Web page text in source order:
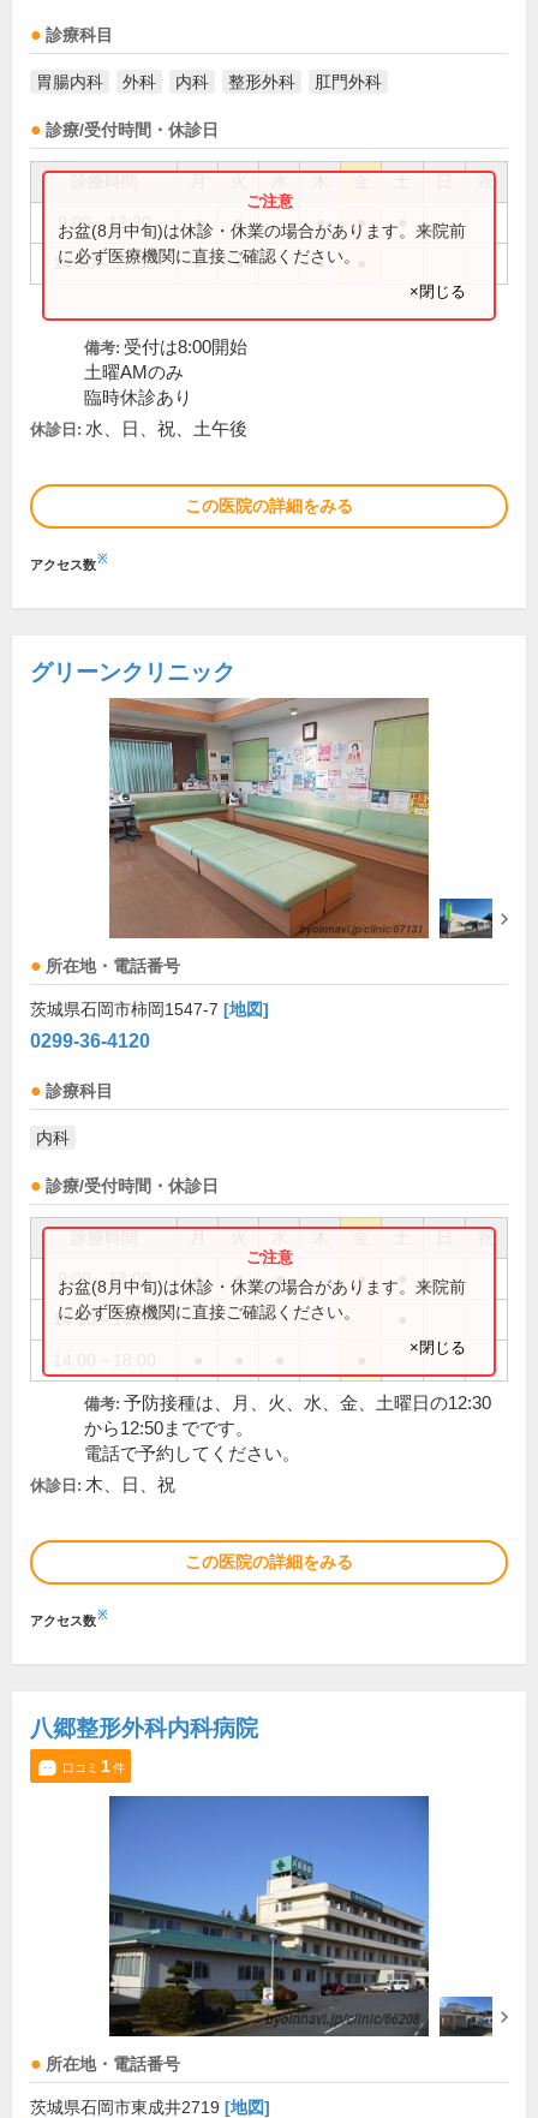
診療科目
胃腸内科 外科 内科 整形外科 肛門外科
診療/受付時間・休診日
祝
9:00～12:30 ● ● ● ●
14:30～17:30 ● ● ●
お盆(8月中旬)は休診・休業の場合があります。来院前
に必ず医療機関に直接ご確認ください。
×閉じる
備考: 受付は8:00開始
土曜AMのみ
臨時休診あり
休診日: 水、日、祝、土午後
この医院の詳細をみる
アクセス数※
グリーンクリニック
所在地・電話番号
茨城県石岡市柿岡1547-7 [地図]
0299-36-4120
診療科目
内科
診療/受付時間・休診日
祝
9:00～13:00 ● ● ● ●
14:00～16:00
お盆(8月中旬)は休診・休業の場合があります。来院前
に必ず医療機関に直接ご確認ください。
×閉じる
備考: 予防接種は、月、火、水、金、土曜日の12:30
から12:50までです。
電話で予約してください。
休診日: 木、日、祝
この医院の詳細をみる
アクセス数※
八郷整形外科内科病院
口コミ 1件
所在地・電話番号
茨城県石岡市東成井2719 [地図]